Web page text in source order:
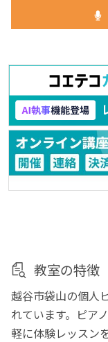
教室の特徴
越谷市袋山の個人
れています。ピア
軽に体験レッスン